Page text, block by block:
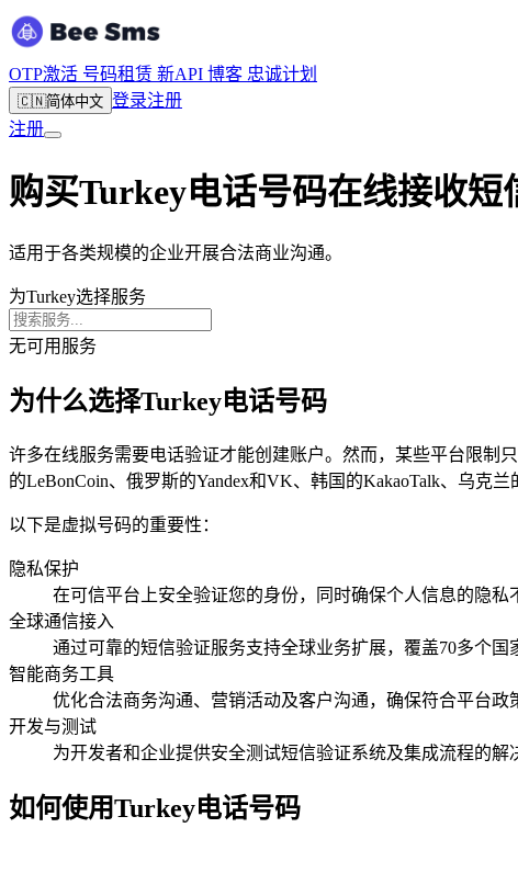
OTP激活 号码租赁 新API 博客 忠诚计划
🇨🇳简体中文 登录注册
注册
购买Turkey电话号码在线接收短
适用于各类规模的企业开展合法商业沟通。
为Turkey选择服务
无可用服务
为什么选择Turkey电话号码
许多在线服务需要电话验证才能创建账户。然而，某些平台限制
的LeBonCoin、俄罗斯的Yandex和VK、韩国的KakaoTalk、乌克
以下是虚拟号码的重要性：
隐私保护
在可信平台上安全验证您的身份，同时确保个人信息的隐私
全球通信接入
通过可靠的短信验证服务支持全球业务扩展，覆盖70多个国
智能商务工具
优化合法商务沟通、营销活动及客户沟通，确保符合平台政
开发与测试
为开发者和企业提供安全测试短信验证系统及集成流程的解
如何使用Turkey电话号码